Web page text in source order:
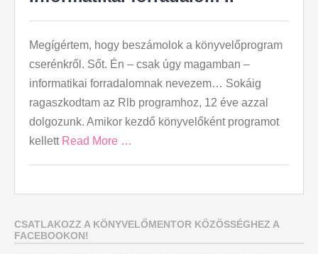
Megígértem, hogy beszámolok a könyvelőprogram
cserénkről. Sőt. Én – csak úgy magamban –
informatikai forradalomnak nevezem… Sokáig
ragaszkodtam az Rlb programhoz, 12 éve azzal
dolgozunk. Amikor kezdő könyvelőként programot
kellett Read More …
CSATLAKOZZ A KÖNYVELŐMENTOR KÖZÖSSÉGHEZ A
FACEBOOKON!